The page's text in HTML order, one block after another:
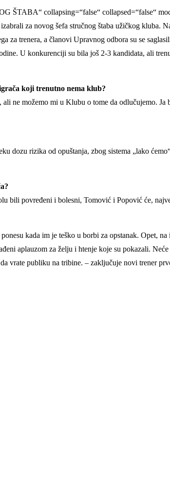
collapsing=“false“ collapsed=“false“
za novog šefa stručnog štaba užičkog kluba.
trenera, a članovi Upravnog odbora su se
U konkurenciji su bila još 2-3 kandidata, ali
koji trenutno nema klub?
ne možemo mi u Klubu o tome da odlučujemo.
dozu rizika od opuštanja, zbog sistema „lako
bili povređeni i bolesni, Tomović i Popović će,
kada im je teško u borbi za opstanak. Opet,
aplauzom za želju i htenje koje su pokazali.
vrate publiku na tribine. – zaključuje novi trener